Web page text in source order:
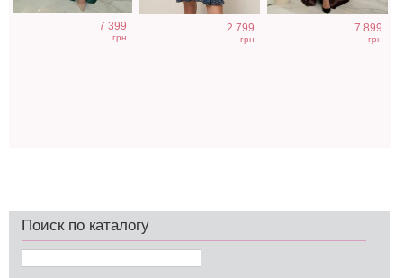
7 399
грн
2 799
грн
7 899
грн
Поиск по каталогу